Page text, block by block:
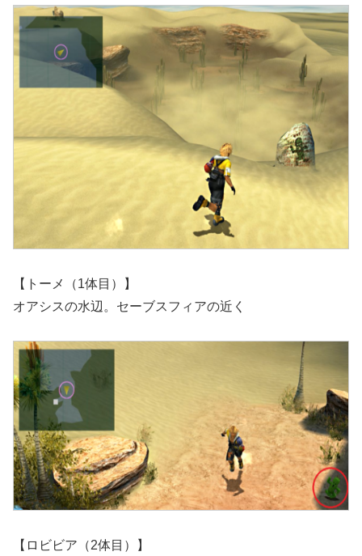
【トーメ（1体目）】
オアシスの水辺。セーブスフィアの近く
【ロビビア（2体目）】